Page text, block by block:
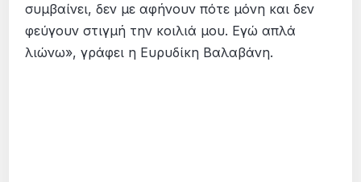
συμβαίνει, δεν με αφήνουν πότε μόνη και δεν
φεύγουν στιγμή την κοιλιά μου. Εγώ απλά
λιώνω», γράφει η Ευρυδίκη Βαλαβάνη.